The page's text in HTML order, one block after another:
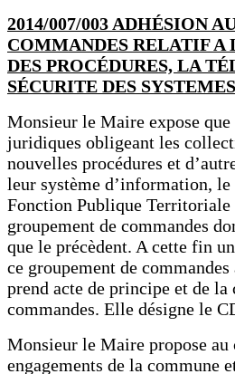
2014/007/003 ADHÉSION
COMMANDES RELATIF
DES PROCÉDURES, LA
SÉCURITE DES
Monsieur le Maire expose
juridiques obligeant les
nouvelles procédures et
leur système d’information,
Fonction Publique Territoriale
groupement de commandes
que le précèdent. A cette fin
ce groupement de
prend acte de principe et de
commandes. Elle désigne le
Monsieur le Maire propose au
engagements de la commune